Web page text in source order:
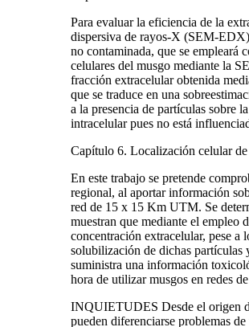
Para evaluar la eficiencia de la
dispersiva de rayos-X (SEM-
no contaminada, que se empleará
celulares del musgo mediante la
fracción extracelular obtenida
que se traduce en una
a la presencia de partículas sobre
intracelular pues no está
Capítulo 6. Localización celular
En este trabajo se pretende
regional, al aportar información
red de 15 x 15 Km UTM. Se
muestran que mediante el empleo
concentración extracelular, pese a
solubilización de dichas partículas
suministra una información
hora de utilizar musgos en redes
INQUIETUDES Desde el origen
pueden diferenciarse problemas